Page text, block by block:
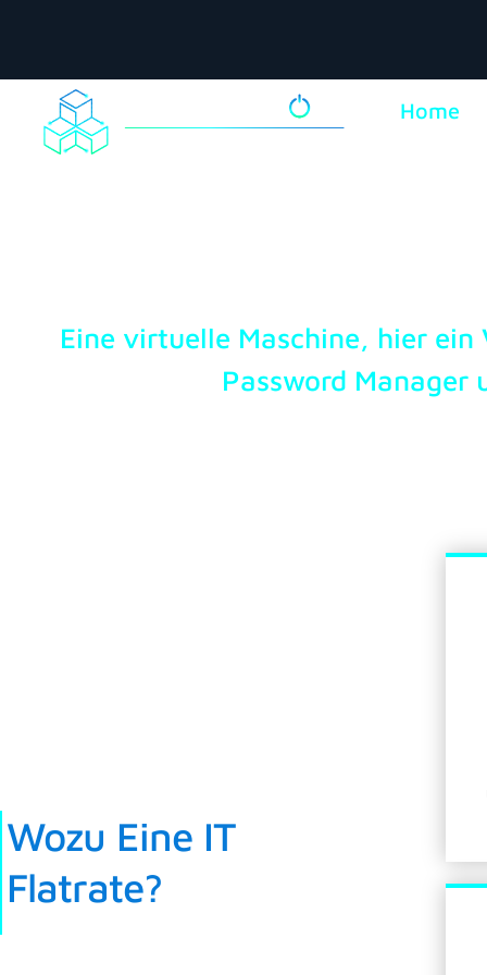
Home
Eine virtuelle Maschine, hier ein
Password Manager
Wozu Eine IT
Flatrate?